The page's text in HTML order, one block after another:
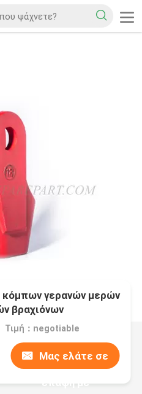
γερανών μερών
βραχιόνων
Τιμή：negotiable
Μας ελάτε σε
επαφή με